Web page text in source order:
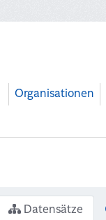
Organisationen
Datensätze